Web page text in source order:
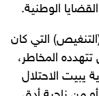
الوطنية.
التي كان
المخاطر،
يبيت الاحتلال